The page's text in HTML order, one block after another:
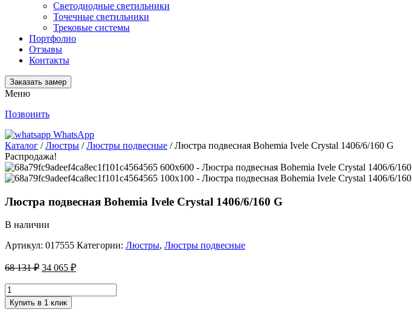
Светодиодные светильники
Точечные светильники
Трековые системы
Портфолио
Отзывы
Контакты
Заказать замер
Меню
Позвонить
WhatsApp
Каталог /Люстры /Люстры подвесные / Люстра подвесная Bohemia Ivele Crystal 1406/6/160 G
Распродажа!
Люстра подвесная Bohemia Ivele Crystal 1406/6/160 G
В наличии
Артикул: 017555 Категории: Люстры, Люстры подвесные
68 131₽ 34 065 ₽
Купить в 1 клик